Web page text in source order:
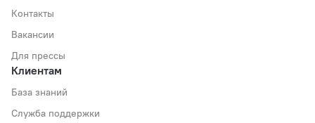
Контакты
Вакансии
Для прессы
Клиентам
База знаний
Служба поддержки